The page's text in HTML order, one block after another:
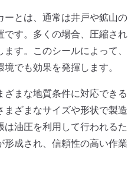
とは、通常は井戸や鉱山の
す。多くの場合、圧縮され
す。このシールによって、
でも効果を発揮します。
まな地質条件に対応できる
ざまなサイズや形状で製造
油圧を利用して行われるた
成され、信頼性の高い作業